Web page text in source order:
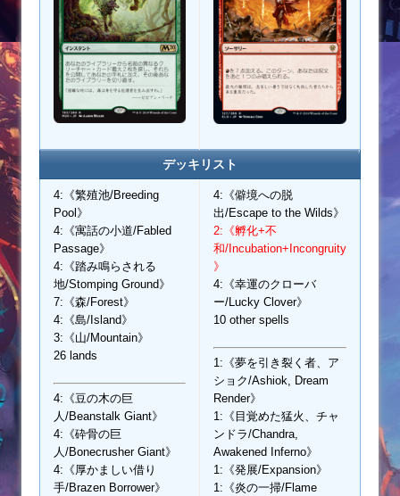
デッキリスト
4:《繁殖池/Breeding
Pool》
4:《寓話の小道/Fabled
Passage》
4:《踏み鳴らされる
地/Stomping Ground》
7:《森/Forest》
4:《島/Island》
3:《山/Mountain》
26 lands
4:《豆の木の巨
人/Beanstalk Giant》
4:《砕骨の巨
人/Bonecrusher Giant》
4:《厚かましい借り
手/Brazen Borrower》
4:《僻境への脱
出/Escape to the Wilds》
2:《孵化+不
和/Incubation+Incongruity
》
4:《幸運のクローバ
ー/Lucky Clover》
10 other spells
1:《夢を引き裂く者、ア
ショク/Ashiok, Dream
Render》
1:《目覚めた猛火、チャ
ンドラ/Chandra,
Awakened Inferno》
1:《発展/Expansion》
1:《炎の一掃/Flame